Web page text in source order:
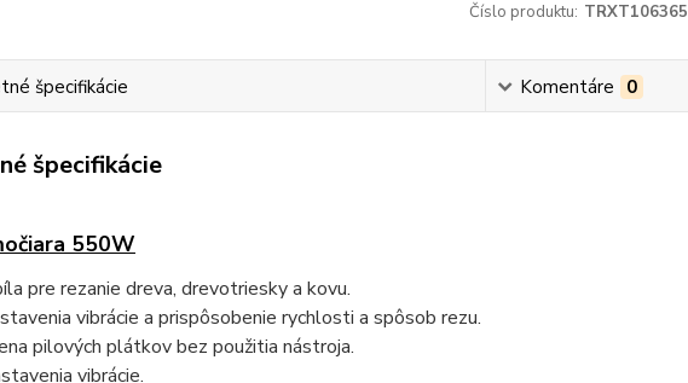
Číslo produktu: TRXT106365
špecifikácie Komentáre 0
špecifikácie
550W
pre rezanie dreva, drevotriesky a kovu.
vibrácie a prispôsobenie rychlosti a spôsob rezu.
pilových plátkov bez použitia nástroja.
vibrácie.